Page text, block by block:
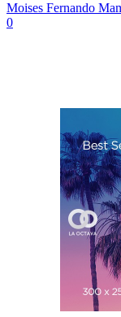
Moises Fernando
0